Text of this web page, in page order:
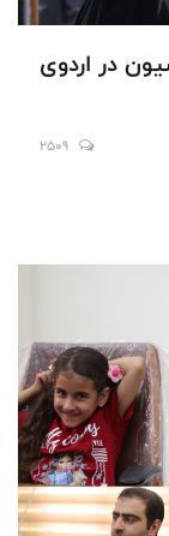
در اردوی
2509